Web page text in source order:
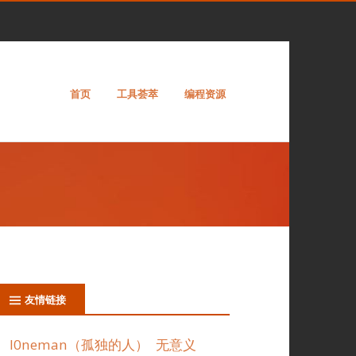
首页 工具荟萃 编程资源
友情链接
l0neman（孤独的人）
无意义